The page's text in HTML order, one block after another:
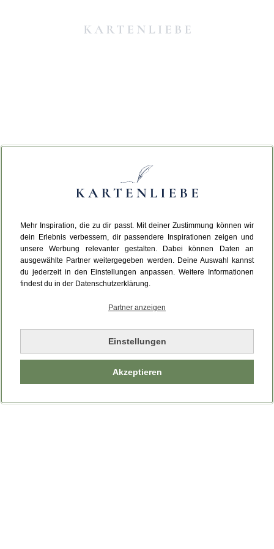
Mehr Inspiration, die zu dir passt. Mit deiner Zustimmung können wir
dein Erlebnis verbessern, dir passendere Inspirationen zeigen und
unsere Werbung relevanter gestalten. Dabei können Daten an
ausgewählte Partner weitergegeben werden. Deine Auswahl kannst
du jederzeit in den Einstellungen anpassen. Weitere Informationen
findest du in der Datenschutzerklärung.
Partner anzeigen
Einstellungen
Akzeptieren
Da ist etwas schiefgelaufen.
Leider ist ein technischer Fehler aufgetreten.
Bitte laden Sie die Seite neu.